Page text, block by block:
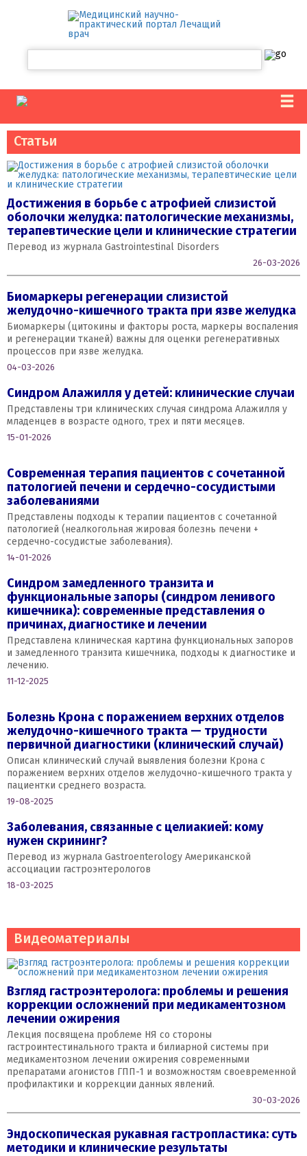
Статьи
Достижения в борьбе с атрофией слизистой
оболочки желудка: патологические механизмы,
терапевтические цели и клинические стратегии
Перевод из журнала Gastrointestinal Disorders
26-03-2026
Биомаркеры регенерации слизистой
желудочно-кишечного тракта при язве желудка
Биомаркеры (цитокины и факторы роста, маркеры воспаления
и регенерации тканей) важны для оценки регенеративных
процессов при язве желудка.
04-03-2026
Синдром Алажилля у детей: клинические случаи
Представлены три клинических случая синдрома Алажилля у
младенцев в возрасте одного, трех и пяти месяцев.
15-01-2026
Современная терапия пациентов с сочетанной
патологией печени и сердечно-сосудистыми
заболеваниями
Представлены подходы к терапии пациентов с сочетанной
патологией (неалкогольная жировая болезнь печени +
сердечно-сосудистые заболевания).
14-01-2026
Синдром замедленного транзита и
функциональные запоры (синдром ленивого
кишечника): современные представления о
причинах, диагностике и лечении
Представлена клиническая картина функциональных запоров
и замедленного транзита кишечника, подходы к диагностике и
лечению.
11-12-2025
Болезнь Крона с поражением верхних отделов
желудочно-кишечного тракта — трудности
первичной диагностики (клинический случай)
Описан клинический случай выявления болезни Крона с
поражением верхних отделов желудочно-кишечного тракта у
пациентки среднего возраста.
19-08-2025
Заболевания, связанные с целиакией: кому
нужен скрининг?
Перевод из журнала Gastroenterology Американской
ассоциации гастроэнтерологов
18-03-2025
Видеоматериалы
Взгляд гастроэнтеролога: проблемы и решения
коррекции осложнений при медикаментозном
лечении ожирения
Лекция посвящена проблеме НЯ со стороны
гастроинтестинального тракта и билиарной системы при
медикаментозном лечении ожирения современными
препаратами агонистов ГПП-1 и возможностям своевременной
профилактики и коррекции данных явлений.
30-03-2026
Эндоскопическая рукавная гастропластика: суть
методики и клинические результаты